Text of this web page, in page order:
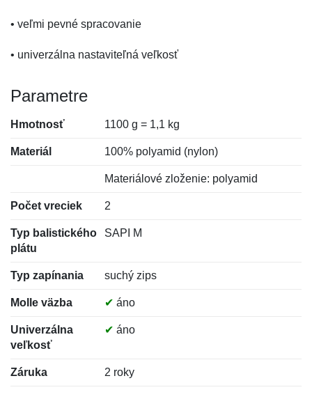
• veľmi pevné spracovanie
• univerzálna nastaviteľná veľkosť
Parametre
Hmotnosť 1100 g = 1,1 kg
Materiál 100% polyamid (nylon)
Materiálové zloženie: polyamid
Počet vreciek 2
Typ balistického
plátu
SAPI M
Typ zapínania suchý zips
Molle väzba ✔ áno
Univerzálna
veľkosť
✔ áno
Záruka 2 roky